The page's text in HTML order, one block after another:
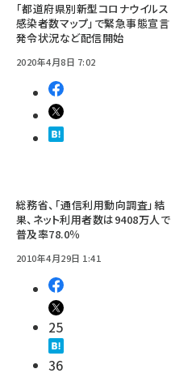
「都道府県別新型コロナウイルス
感染者数マップ」で緊急事態宣言
発令状況など配信開始
2020年4月8日 7:02
総務省、「通信利用動向調査」結
果、ネット利用者数は9408万人で
普及率78.0％
2010年4月29日 1:41
25
36